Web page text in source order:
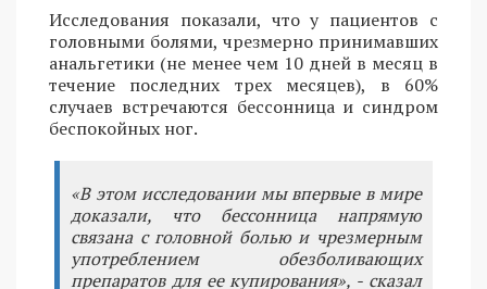
Исследования показали, что у пациентов с
головными болями, чрезмерно принимавших
анальгетики (не менее чем 10 дней в месяц в
течение последних трех месяцев), в 60%
случаев встречаются бессонница и синдром
беспокойных ног.
«В этом исследовании мы впервые в мире
доказали, что бессонница напрямую
связана с головной болью и чрезмерным
употреблением обезболивающих
препаратов для ее купирования», - сказал